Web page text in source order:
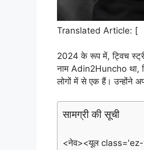
Translated Article: [
2024 के रूप में, ट्विच
नाम Adin2Huncho था,
लोगों में से एक हैं। उन्होंने
सामग्री की सूची
<नेव><यूल